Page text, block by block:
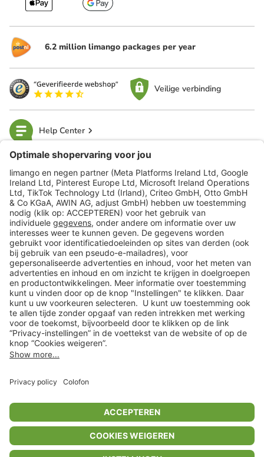
In winkelwagentje voor
6.2 million limango packages per year
Veilige verbinding
Help Center
limango
Veilig winkelen
Klantenservice
Shop
Acties
limango.de limango.pl
** Alle prijsopgaven zijn inclusief belasting en exclusief verzendkosten